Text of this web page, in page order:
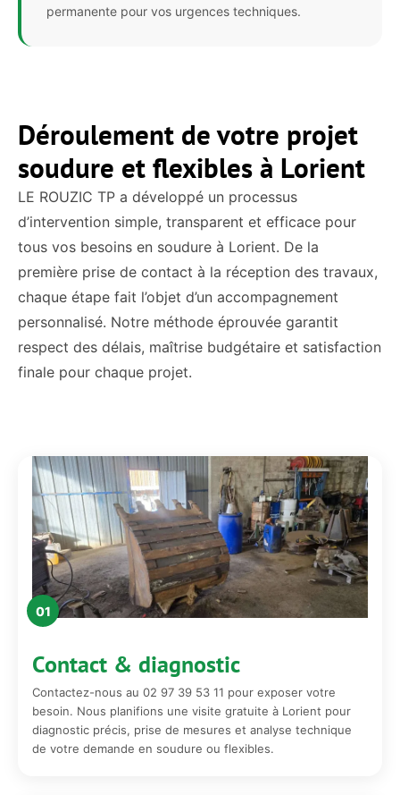
permanente pour vos urgences techniques.
Déroulement de votre projet
soudure et flexibles à Lorient
LE ROUZIC TP a développé un processus
d’intervention simple, transparent et efficace pour
tous vos besoins en soudure à Lorient. De la
première prise de contact à la réception des travaux,
chaque étape fait l’objet d’un accompagnement
personnalisé. Notre méthode éprouvée garantit
respect des délais, maîtrise budgétaire et satisfaction
finale pour chaque projet.
01
Contact & diagnostic
Contactez-nous au 02 97 39 53 11 pour exposer votre
besoin. Nous planifions une visite gratuite à Lorient pour
diagnostic précis, prise de mesures et analyse technique
de votre demande en soudure ou flexibles.